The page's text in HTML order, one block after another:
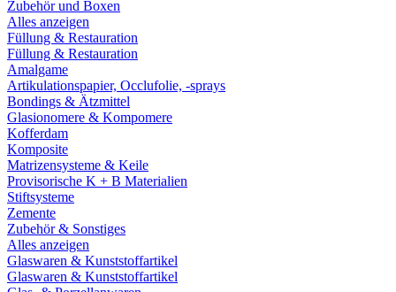
Zubehör und Boxen
Alles anzeigen
Füllung & Restauration
Füllung & Restauration
Amalgame
Artikulationspapier, Occlufolie, -sprays
Bondings & Ätzmittel
Glasionomere & Kompomere
Kofferdam
Komposite
Matrizensysteme & Keile
Provisorische K + B Materialien
Stiftsysteme
Zemente
Zubehör & Sonstiges
Alles anzeigen
Glaswaren & Kunststoffartikel
Glaswaren & Kunststoffartikel